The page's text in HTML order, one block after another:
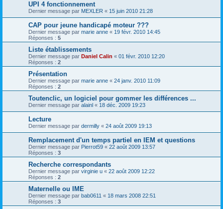
UPI 4 fonctionnement
Dernier message par MEXLER « 15 juin 2010 21:28
CAP pour jeune handicapé moteur ???
Dernier message par marie anne « 19 févr. 2010 14:45
Réponses : 5
Liste établissements
Dernier message par Daniel Calin « 01 févr. 2010 12:20
Réponses : 2
Présentation
Dernier message par marie anne « 24 janv. 2010 11:09
Réponses : 2
Toutenclic, un logiciel pour gommer les différences ...
Dernier message par alainl « 18 déc. 2009 19:23
Lecture
Dernier message par dermilly « 24 août 2009 19:13
Remplacement d'un temps partiel en IEM et questions
Dernier message par Pierrot59 « 22 août 2009 13:57
Réponses : 3
Recherche correspondants
Dernier message par virginie u « 22 août 2009 12:22
Réponses : 2
Maternelle ou IME
Dernier message par bab0611 « 18 mars 2008 22:51
Réponses : 3